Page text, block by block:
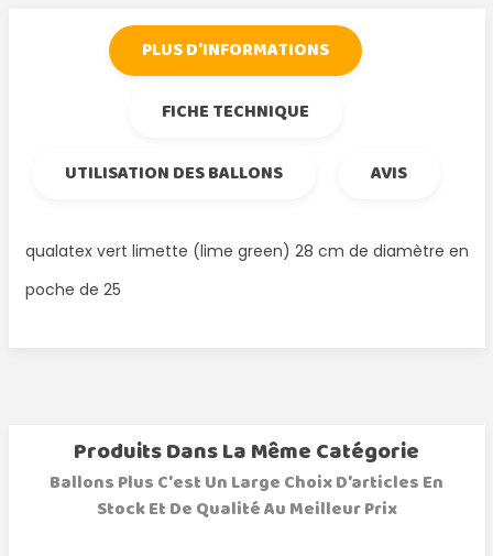
PLUS D'INFORMATIONS
FICHE TECHNIQUE
UTILISATION DES BALLONS
AVIS
qualatex vert limette (lime green) 28 cm de diamètre en
poche de 25
Produits Dans La Même Catégorie
Ballons Plus C'est Un Large Choix D'articles En
Stock Et De Qualité Au Meilleur Prix